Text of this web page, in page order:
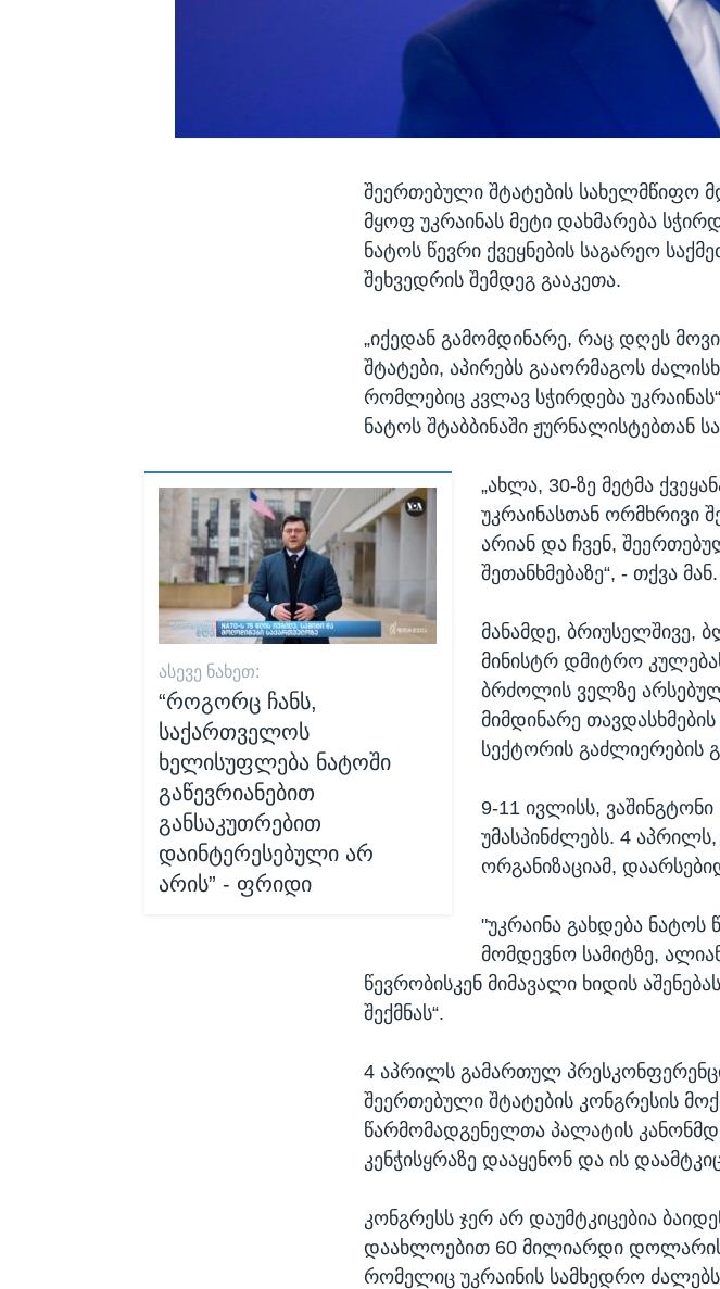
შეერთებული შტატების სახელმწიფო
მყოფ უკრაინას მეტი დახმარება
ნატოს წევრი ქვეყნების საგარეო
შეხვედრის შემდეგ გააკეთა.
„იქედან გამომდინარე, რაც დღეს
შტატები, აპირებს გააორმაგოს
რომლებიც კვლავ სჭირდება
ნატოს შტაბბინაში ჟურნალისტებთან
ᲐᲡᲔᲕᲔ ᲜᲐᲮᲔᲗ:
“როგორც ჩანს,
საქართველოს
ხელისუფლება ნატოში
გაწევრიანებით
განსაკუთრებით
დაინტერესებული არ
არის” - ფრიდი
„ახლა, 30-ზე მეტმა
უკრაინასთან ორმხრივი
არიან და ჩვენ,
შეთანხმებაზე“, - თქვა მან.
მანამდე, ბრიუსელშივე,
მინისტრ დმიტრო
ბრძოლის ველზე
მიმდინარე
სექტორის გაძლიერების
9-11 ივლისს,
უმასპინძლებს. 4
ორგანიზაციამ,
"უკრაინა გახდება ნატოს
მომდევნო სამიტზე,
წევრობისკენ მიმავალი ხიდის
შექმნას“.
4 აპრილს გამართულ
შეერთებული შტატების კონგრესის
წარმომადგენელთა პალატის
კენჭისყრაზე დააყენონ და ის
კონგრესს ჯერ არ დაუმტკიცებია
დაახლოებით 60 მილიარდი დოლარის
რომელიც უკრაინის სამხედრო ძალებს